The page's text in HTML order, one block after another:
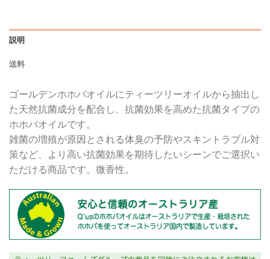
説明
送料
ゴールデンホホバオイルにティーツリーオイルから抽出し
た天然抗菌成分を配合し、抗菌効果を高めた抗菌タイプの
ホホバオイルです。
雑菌の増殖が原因とされる体臭の予防やスキントラブル対
策など、より高い抗菌効果を期待したいシーンでご選択い
ただける商品です。微香性。